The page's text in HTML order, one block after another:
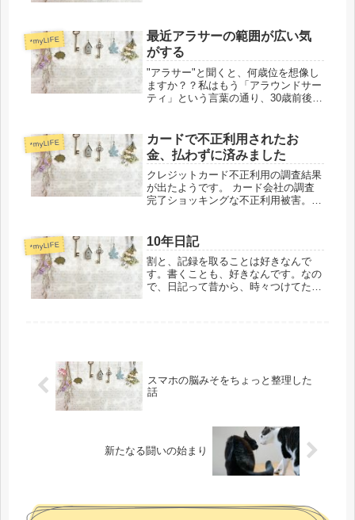
さーい！コロコロ(キャリーバッグ)は
ここにしまってくださーい！ドア閉ま
り...
*myLIFE
最近アラサーの範囲が広い気
がする
"アラサー"と聞くと、何歳位を想像し
ますか？？私はもう「アラウンドサー
ティ」という言葉の通り、30歳前後、
れなくなったなぁ～となんとなく思っ
ていましたが、だからといって...
*myLIFE
カードで不正利用されたお
金、払わずに済みました
クレジットカード不正利用の調査結果
が出たようです。 カード会社の調査
完了ショッキングな不正利用被害。
名： 【重要】楽天カードからのご案
内【楽天カード株式...
*myLIFE 10年日記
割と、記録を取ることは好きなんで
す。書くことも、好きなんです。なの
で、日記って昔から、時々つけてたん
スマホの脳みそをちょっと整理した
話
新たなる闘いの始まり